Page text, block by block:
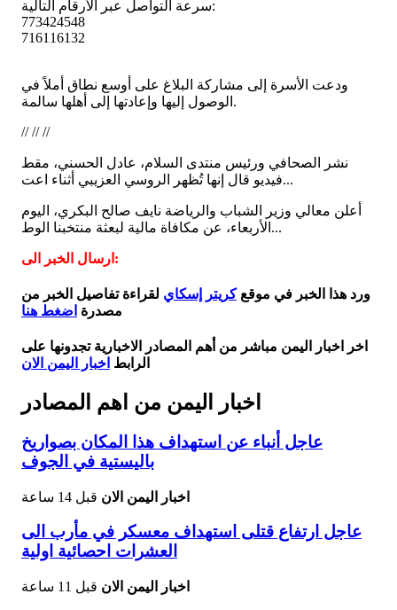
سرعة التواصل عبر الأرقام التالية:
773424548
716116132
ودعت الأسرة إلى مشاركة البلاغ على أوسع نطاق أملاً في
الوصول إليها وإعادتها إلى أهلها سالمة.
// // //
نشر الصحافي ورئيس منتدى السلام، عادل الحسني، مقط
فيديو قال إنها تُظهر الروسي العزيبي أثناء اعت...
أعلن معالي وزير الشباب والرياضة نايف صالح البكري، اليوم
الأربعاء، عن مكافاة مالية لبعثة منتخبنا الوط...
ارسال الخبر الى:
ورد هذا الخبر في موقعكريتر إسكاي لقراءة تفاصيل الخبر من
مصدرة اضغط هنا
اخر اخبار اليمن مباشر من أهم المصادر الاخبارية تجدونها على
الرابط اخبار اليمن الان
اخبار اليمن من اهم المصادر
عاجل أنباء عن استهداف هذا المكان بصواريخ
باليستية في الجوف
اخبار اليمن الان قبل 14 ساعة
عاجل ارتفاع قتلى استهداف معسكر في مأرب الى
العشرات احصائية اولية
اخبار اليمن الان قبل 11 ساعة